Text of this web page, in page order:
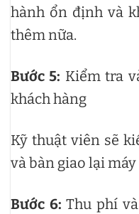
hành ổn định và
thêm nữa.
Bước 5: Kiểm tra
khách hàng
Kỹ thuật viên sẽ
và bàn giao lại
Bước 6: Thu phí